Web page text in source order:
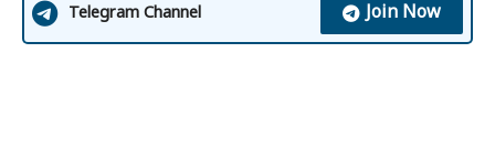
Telegram Channel Join Now